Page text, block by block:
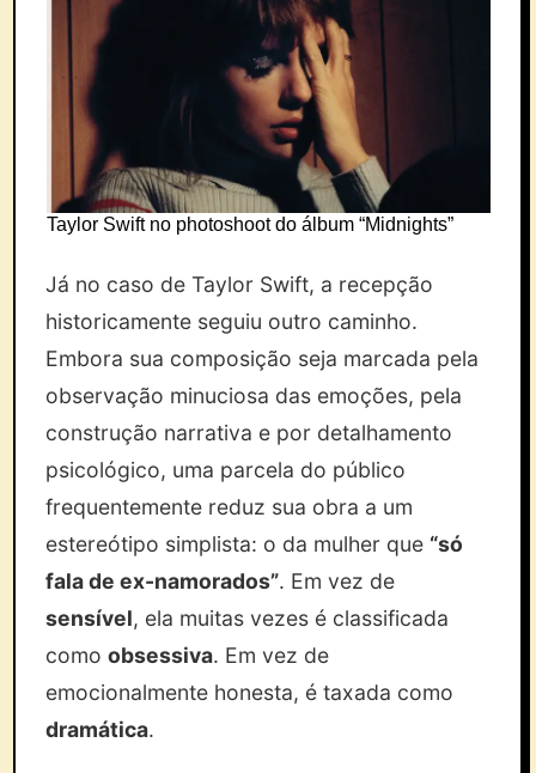
Taylor Swift no photoshoot do álbum “Midnights”
Já no caso de Taylor Swift, a recepção
historicamente seguiu outro caminho.
Embora sua composição seja marcada pela
observação minuciosa das emoções, pela
construção narrativa e por detalhamento
psicológico, uma parcela do público
frequentemente reduz sua obra a um
estereótipo simplista: o da mulher que “só
fala de ex-namorados”. Em vez de
sensível, ela muitas vezes é classificada
comoobsessiva. Em vez de
emocionalmente honesta, é taxada como
dramática.